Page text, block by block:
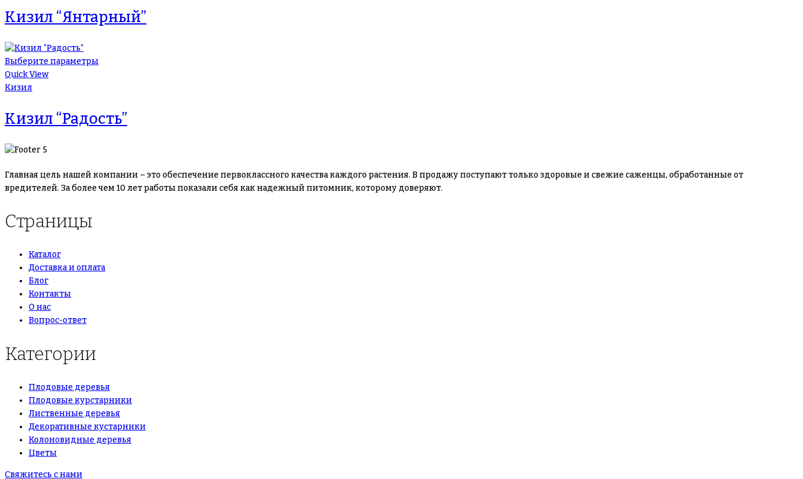
Кизил “Янтарный”
Выберите параметры
Quick View
Кизил
Кизил “Радость”
Главная цель нашей компании – это обеспечение первоклассного качества каждого растения. В продажу поступают только здоровые и свежие саженцы, обработанные от
вредителей. За более чем 10 лет работы показали себя как надежный питомник, которому доверяют.
Страницы
Каталог
Доставка и оплата
Блог
Контакты
О нас
Вопрос-ответ
Категории
Плодовые деревья
Плодовые курстарники
Лиственные деревья
Декоративные кустарники
Колоновидные деревья
Цветы
Свяжитесь с нами